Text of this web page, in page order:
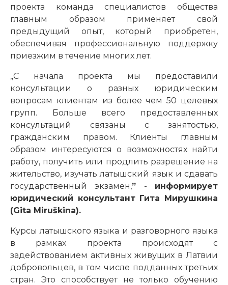
проекта команда специалистов общества
главным образом применяет свой
предыдущий опыт, который приобретен,
обеспечивая профессиональную поддержку
приезжим в течение многих лет.
„С начала проекта мы предоставили
консультации о разных юридическим
вопросам клиентам из более чем 50 целевых
групп. Больше всего предоставленных
консультаций связаны с занятостью,
гражданским правом. Клиенты главным
образом интересуются о возможностях найти
работу, получить или продлить разрешение на
жительство, изучать латышский язык и сдавать
государственный экзамен,” - информирует
юридический консультант Гита Мирушкина
(Gita Miruškina).
Курсы латышского языка и разговорного языка
в рамках проекта происходят с
задействованием активных живущих в Латвии
добровольцев, в том числе подданных третьих
стран. Это способствует не только обучению